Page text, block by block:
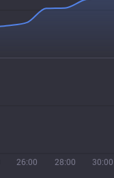
26:00 28:00 30:00